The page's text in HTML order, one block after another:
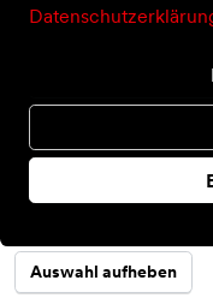
Preis
140,00 € inkl.
Größe
3
M
Auswahl aufheben